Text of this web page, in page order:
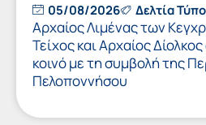
05/08/2026 Δελτία
Αρχαίος Λιμένας των
Τείχος και Aρχαίος
κοινό με τη συμβολή της
Πελοποννήσου